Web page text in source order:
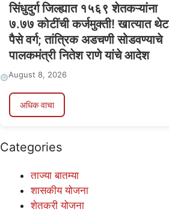
सिंधुदुर्ग जिल्ह्यात १५६९ शेतकऱ्यांना
७.७७ कोटींची कर्जमुक्ती! खात्यात थेट
पैसे वर्ग; तांत्रिक अडचणी सोडवण्याचे
पालकमंत्री नितेश राणे यांचे आदेश
August 8, 2026
अधिक वाचा
Categories
ताज्या बातम्या
शासकीय योजना
शेतकरी योजना